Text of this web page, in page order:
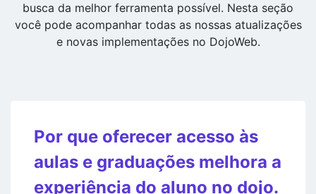
busca da melhor ferramenta possível. Nesta seção
você pode acompanhar todas as nossas atualizações
e novas implementações no DojoWeb.
Por que oferecer acesso às
aulas e graduações melhora a
experiência do aluno no dojo.